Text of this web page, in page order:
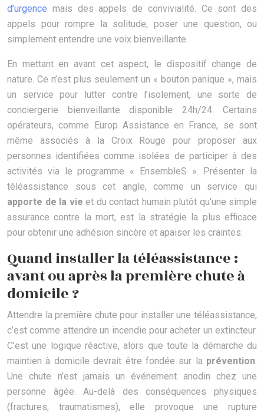
d’urgence mais des appels de convivialité. Ce sont des
appels pour rompre la solitude, poser une question, ou
simplement entendre une voix bienveillante.
En mettant en avant cet aspect, le dispositif change de
nature. Ce n’est plus seulement un « bouton panique », mais
un service pour lutter contre l’isolement, une sorte de
conciergerie bienveillante disponible 24h/24. Certains
opérateurs, comme Europ Assistance en France, se sont
même associés à la Croix Rouge pour proposer aux
personnes identifiées comme isolées de participer à des
activités via le programme « EnsembleS ». Présenter la
téléassistance sous cet angle, comme un service qui
apporte de la vie et du contact humain plutôt qu’une simple
assurance contre la mort, est la stratégie la plus efficace
pour obtenir une adhésion sincère et apaiser les craintes.
Quand installer la téléassistance :
avant ou après la première chute à
domicile ?
Attendre la première chute pour installer une téléassistance,
c’est comme attendre un incendie pour acheter un extincteur.
C’est une logique réactive, alors que toute la démarche du
maintien à domicile devrait être fondée sur la prévention.
Une chute n’est jamais un événement anodin chez une
personne âgée. Au-delà des conséquences physiques
(fractures, traumatismes), elle provoque une rupture